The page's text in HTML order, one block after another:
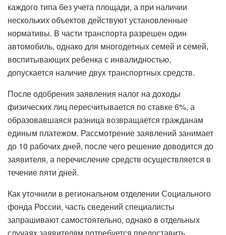
каждого типа без учета площади, а при наличии
нескольких объектов действуют установленные
нормативы. В части транспорта разрешен один
автомобиль, однако для многодетных семей и семей,
воспитывающих ребенка с инвалидностью,
допускается наличие двух транспортных средств.
После одобрения заявления налог на доходы
физических лиц пересчитывается по ставке 6%, а
образовавшаяся разница возвращается гражданам
единым платежом. Рассмотрение заявлений занимает
до 10 рабочих дней, после чего решение доводится до
заявителя, а перечисление средств осуществляется в
течение пяти дней.
Как уточнили в региональном отделении Социального
фонда России, часть сведений специалисты
запрашивают самостоятельно, однако в отдельных
случаях заявителям потребуется предоставить